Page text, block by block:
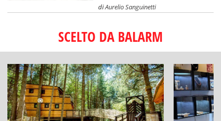
diAurelio Sanguinetti
SCELTO DA BALARM